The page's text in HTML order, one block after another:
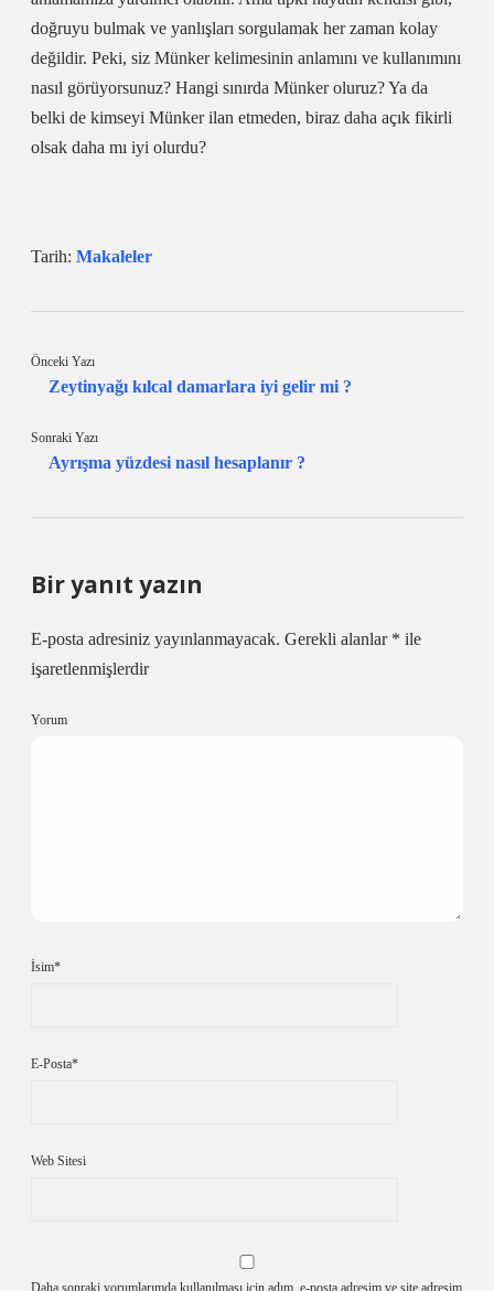
doğruyu bulmak ve yanlışları sorgulamak her zaman kolay
değildir. Peki, siz Münker kelimesinin anlamını ve kullanımını
nasıl görüyorsunuz? Hangi sınırda Münker oluruz? Ya da
belki de kimseyi Münker ilan etmeden, biraz daha açık fikirli
olsak daha mı iyi olurdu?
Tarih: Makaleler
Önceki Yazı
Zeytinyağı kılcal damarlara iyi gelir mi ?
Sonraki Yazı
Ayrışma yüzdesi nasıl hesaplanır ?
Bir yanıt yazın
E-posta adresiniz yayınlanmayacak. Gerekli alanlar * ile
işaretlenmişlerdir
Yorum
İsim*
E-Posta*
Web Sitesi
Daha sonraki yorumlarımda kullanılması için adım, e-posta adresim ve site adresim